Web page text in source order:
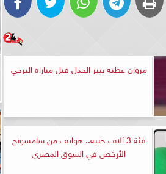
مروان عطيه يثير الجدل قبل مباراة الترجي
فئة 3 آلاف جنيه.. هواتف من سامسونج
الأرخص في السوق المصري